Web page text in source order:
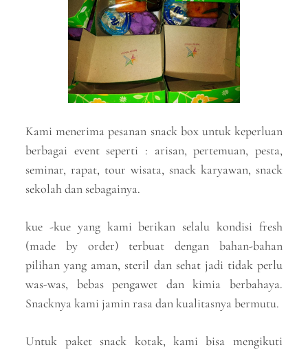
Kami menerima pesanan snack box untuk keperluan
berbagai event seperti : arisan, pertemuan, pesta,
seminar, rapat, tour wisata, snack karyawan, snack
sekolah dan sebagainya.
kue -kue yang kami berikan selalu kondisi fresh
(made by order) terbuat dengan bahan-bahan
pilihan yang aman, steril dan sehat jadi tidak perlu
was-was, bebas pengawet dan kimia berbahaya.
Snacknya kami jamin rasa dan kualitasnya bermutu.
Untuk paket snack kotak, kami bisa mengikuti